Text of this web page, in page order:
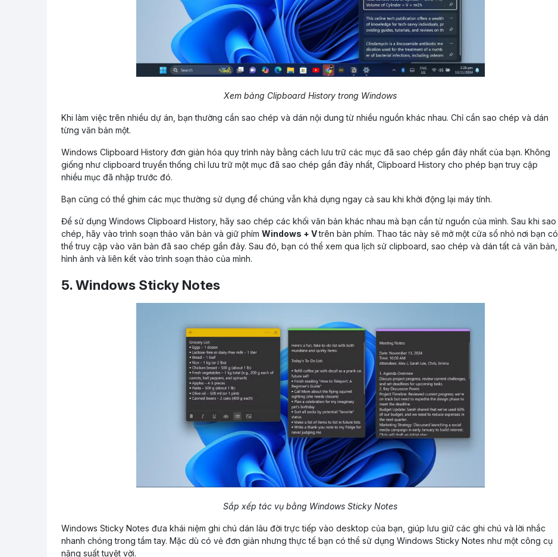
Xem bảng Clipboard History trong Windows
Khi làm việc trên nhiều dự án, bạn thường cần sao chép và dán nội dung từ nhiều nguồn khác nhau. Chỉ cần sao chép và dán
từng văn bản một.
Windows Clipboard History đơn giản hóa quy trình này bằng cách lưu trữ các mục đã sao chép gần đây nhất của bạn. Không
giống như clipboard truyền thống chỉ lưu trữ một mục đã sao chép gần đây nhất, Clipboard History cho phép bạn truy cập
nhiều mục đã nhập trước đó.
Bạn cũng có thể ghim các mục thường sử dụng để chúng vẫn khả dụng ngay cả sau khi khởi động lại máy tính.
Để sử dụng Windows Clipboard History, hãy sao chép các khối văn bản khác nhau mà bạn cần từ nguồn của mình. Sau khi sao
chép, hãy vào trình soạn thảo văn bản và giữ phímWindows + Vtrên bàn phím. Thao tác này sẽ mở một cửa sổ nhỏ nơi bạn có
thể truy cập vào văn bản đã sao chép gần đây. Sau đó, bạn có thể xem qua lịch sử clipboard, sao chép và dán tất cả văn bản,
hình ảnh và liên kết vào trình soạn thảo của mình.
5. Windows Sticky Notes
Sắp xếp tác vụ bằng Windows Sticky Notes
Windows Sticky Notes đưa khái niệm ghi chú dán lâu đời trực tiếp vào desktop của bạn, giúp lưu giữ các ghi chú và lời nhắc
nhanh chóng trong tầm tay. Mặc dù có vẻ đơn giản nhưng thực tế bạn có thể sử dụng Windows Sticky Notes như một công cụ
năng suất tuyệt vời.